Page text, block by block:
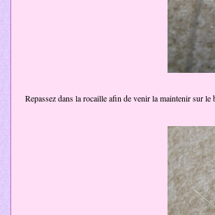
Repassez dans la rocaille afin de venir la maintenir sur le